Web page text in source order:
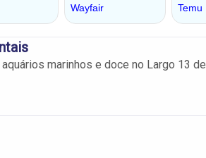
marinhos e doce no Largo 13 de